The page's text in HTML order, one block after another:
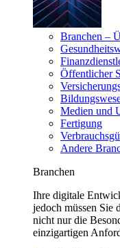
Branchen –
Öffentlicher
Medien und
Fertigung
Andere
Branchen
Ihre digitale
jedoch müssen Sie
nicht nur die
einzigartigen